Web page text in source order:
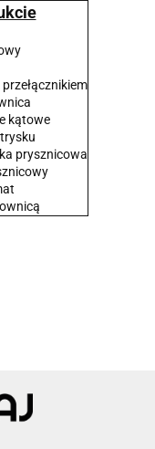
kątowe
prysznicowa